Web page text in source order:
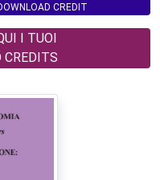
CREDIT
I TUOI
CREDITS